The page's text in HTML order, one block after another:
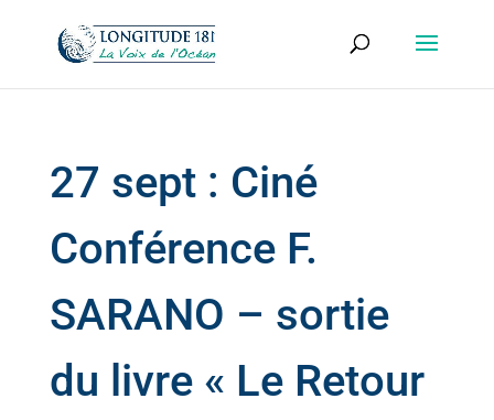
27 sept : Ciné
Conférence F.
SARANO – sortie
du livre « Le Retour